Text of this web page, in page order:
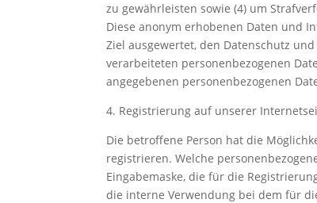
zu gewährleisten sowie (4) um
Diese anonym erhobenen Daten und
Ziel ausgewertet, den Datenschutz
verarbeiteten personenbezogenen
angegebenen personenbezogenen
4. Registrierung auf unserer
Die betroffene Person hat die
registrieren. Welche
Eingabemaske, die für die
die interne Verwendung bei dem für